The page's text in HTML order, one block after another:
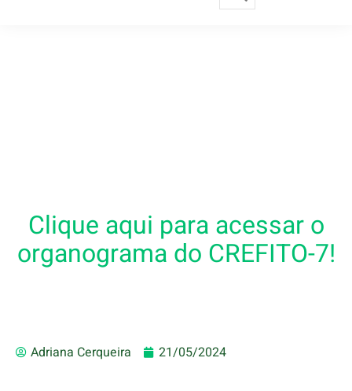
Clique aqui para acessar o
organograma do CREFITO-7!
Adriana Cerqueira 21/05/2024